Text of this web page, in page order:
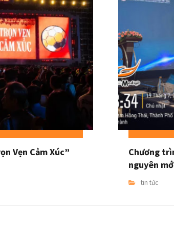
Vẹn Cảm Xúc”
Chương
nguyên
tin tức